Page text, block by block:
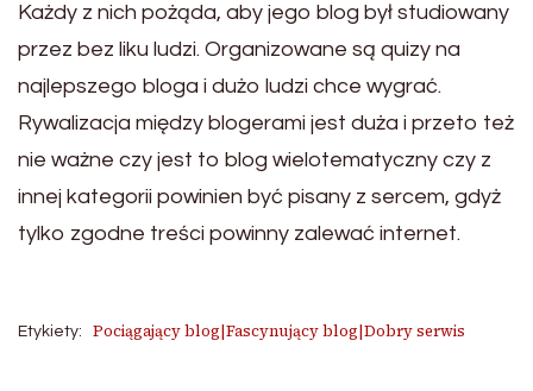
Każdy z nich pożąda, aby jego blog był studiowany
przez bez liku ludzi. Organizowane są quizy na
najlepszego bloga i dużo ludzi chce wygrać.
Rywalizacja między blogerami jest duża i przeto też
nie ważne czy jest to blog wielotematyczny czy z
innej kategorii powinien być pisany z sercem, gdyż
tylko zgodne treści powinny zalewać internet.
Etykiety: Pociągający blog|Fascynujący blog|Dobry serwis